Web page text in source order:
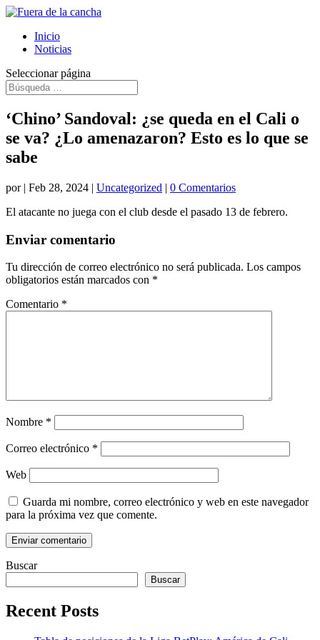
Inicio
Noticias
Seleccionar página
‘Chino’ Sandoval: ¿se queda en el Cali o
se va? ¿Lo amenazaron? Esto es lo que se
sabe
por | Feb 28, 2024 | Uncategorized | 0 Comentarios
El atacante no juega con el club desde el pasado 13 de febrero.
Enviar comentario
Tu dirección de correo electrónico no será publicada. Los campos
obligatorios están marcados con *
Comentario *
Nombre *
Correo electrónico *
Web
Guarda mi nombre, correo electrónico y web en este navegador
para la próxima vez que comente.
Buscar
Buscar
Recent Posts